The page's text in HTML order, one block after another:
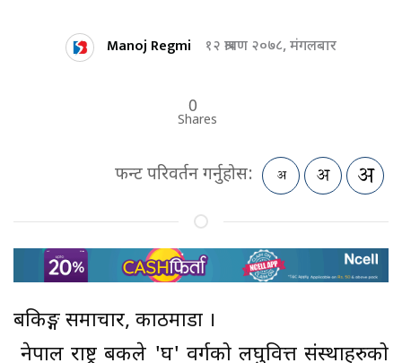
Manoj Regmi १२ श्रावण २०७८, मंगलबार
0
Shares
फन्ट परिवर्तन गर्नुहोस:
बैंकिङ्ग समाचार, काठमाडौं ।
नेपाल राष्ट्र बैंकले 'घ' वर्गको लघुवित्त संस्थाहरुको